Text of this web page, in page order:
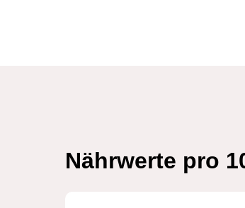
Nährwerte pro